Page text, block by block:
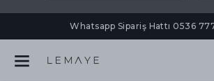
Whatsapp Sipariş Hattı ‪0536